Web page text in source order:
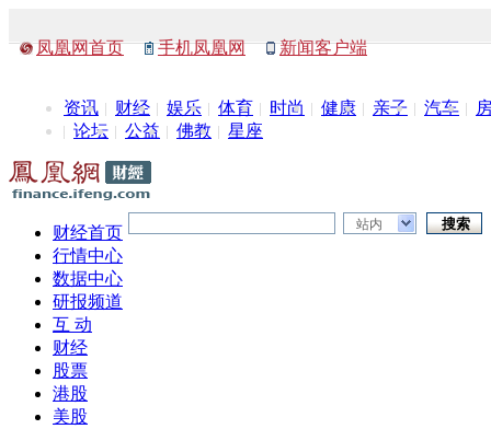
凤凰网首页 手机凤凰网 新闻客户端
资讯 财经 娱乐 体育 时尚 健康 亲子 汽车
论坛
公益 佛教 星座
站内
财经首页
行情中心
数据中心
研报频道
互 动
财经
股票
港股
美股